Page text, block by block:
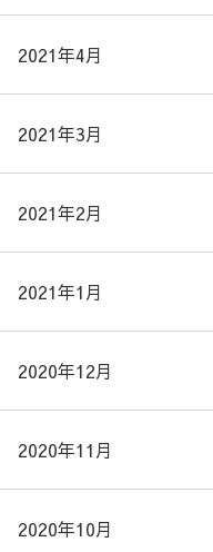
2021年4月
2021年3月
2021年2月
2021年1月
2020年12月
2020年11月
2020年10月